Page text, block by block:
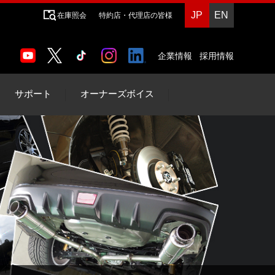
企業情報 採用情報
在庫照会 特約店・代理店の皆様 JP EN
サポート オーナーズボイス